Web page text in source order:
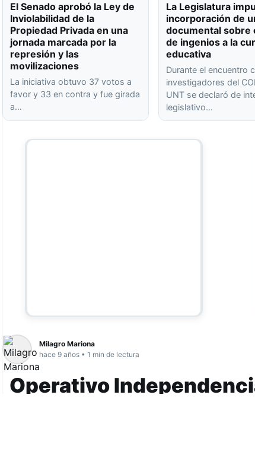
El Senado aprobó la Ley de
Inviolabilidad de la
Propiedad Privada en una
jornada marcada por la
represión y las
movilizaciones
La iniciativa obtuvo 37 votos a
favor y 33 en contra y fue girada
a…
La Legislatura
incorporación de
documental sobre
de ingenios a la
educativa
Durante el encuentro
investigadores del
UNT se declaró de
legislativo…
Milagro Mariona
hace 9 años • 1 min de lectura
Operativo